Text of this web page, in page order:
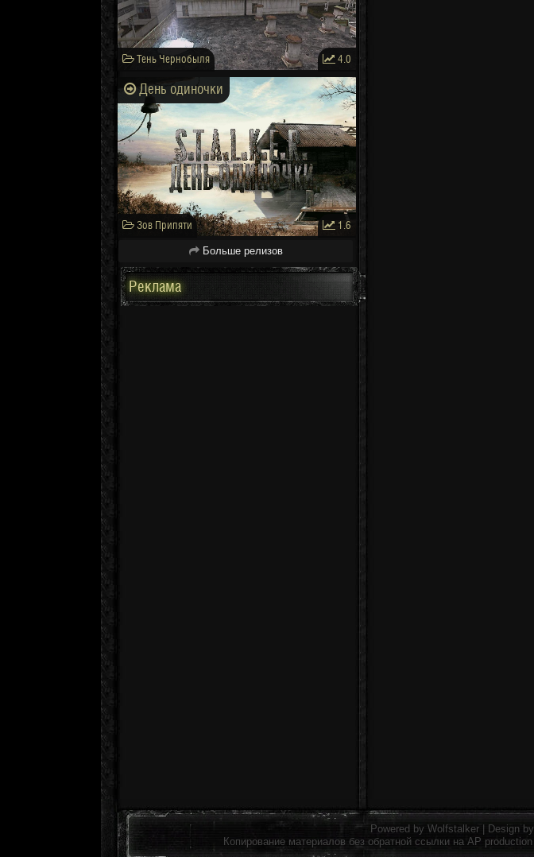
Тень Чернобыля 4.0
День одиночки
Зов Припяти 1.6
Больше релизов
Реклама
Powered by Wolfstalker | Design by
Копирование материалов без обратной ссылки на AP production